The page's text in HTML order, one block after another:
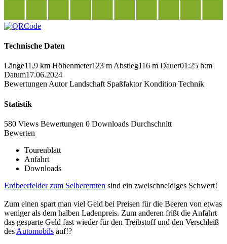
Technische Daten
Länge11,9 km Höhenmeter123 m Abstieg116 m Dauer01:25 h:m
Datum17.06.2024
Bewertungen Autor Landschaft Spaßfaktor Kondition Technik
Statistik
580 Views Bewertungen 0 Downloads Durchschnitt
Bewerten
Tourenblatt
Anfahrt
Downloads
Erdbeerfelder zum Selberernten sind ein zweischneidiges Schwert!
Zum einen spart man viel Geld bei Preisen für die Beeren von etwas
weniger als dem halben Ladenpreis. Zum anderen frißt die Anfahrt
das gesparte Geld fast wieder für den Treibstoff und den Verschleiß
des Automobils auf!?